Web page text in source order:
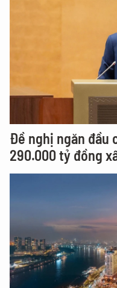
Đề nghị ngăn đầu
290.000 tỷ đồng